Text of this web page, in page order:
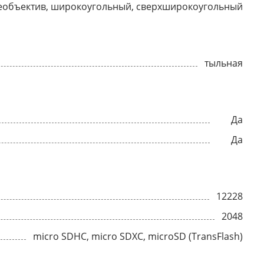
широкоугольный, сверхширокоугольный
тыльная
Да
Да
12228
2048
micro SDHC, micro SDXC, microSD (TransFlash)